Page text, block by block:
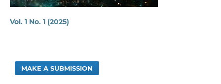
Vol. 1 No. 1 (2025)
MAKE A SUBMISSION